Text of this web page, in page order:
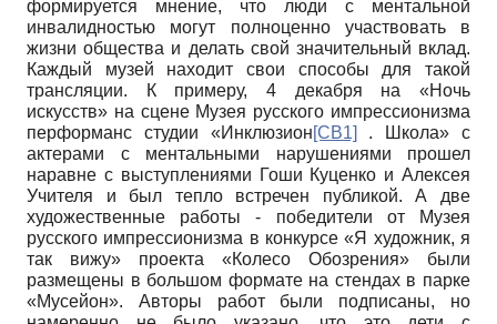
формируется мнение, что люди с ментальной
инвалидностью могут полноценно участвовать в
жизни общества и делать свой значительный вклад.
Каждый музей находит свои способы для такой
трансляции. К примеру, 4 декабря на «Ночь
искусств» на сцене Музея русского импрессионизма
перформанс студии «Инклюзион[СВ1] . Школа» с
актерами с ментальными нарушениями прошел
наравне с выступлениями Гоши Куценко и Алексея
Учителя и был тепло встречен публикой. А две
художественные работы - победители от Музея
русского импрессионизма в конкурсе «Я художник, я
так вижу» проекта «Колесо Обозрения» были
размещены в большом формате на стендах в парке
«Мусейон». Авторы работ были подписаны, но